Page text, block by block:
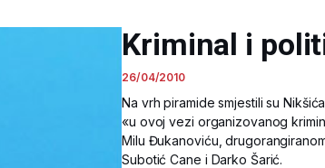
Kriminal i
26/04/2010
Na vrh piramide smjestili su
«u ovoj vezi organizovanog
Milu Đukanoviću,
Subotić Cane i Darko Šarić.